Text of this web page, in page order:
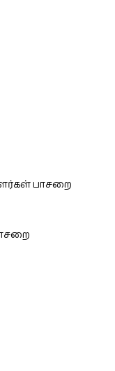
பாசறை